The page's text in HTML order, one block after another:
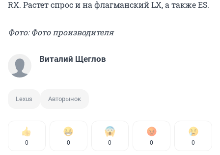
RX. Растет спрос и на флагманский LX, а также ES.
Фото: Фото производителя
Виталий Щеглов
Lexus Авторынок
0 0 0 0 0